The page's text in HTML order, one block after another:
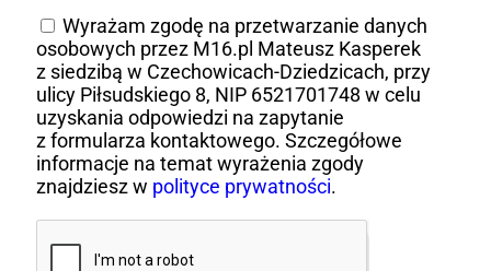
Wyrażam zgodę na przetwarzanie danych
osobowych przez M16.pl Mateusz Kasperek
z siedzibą w Czechowicach-Dziedzicach, przy
ulicy Piłsudskiego 8, NIP 6521701748 w celu
uzyskania odpowiedzi na zapytanie
z formularza kontaktowego. Szczegółowe
informacje na temat wyrażenia zgody
znajdziesz w polityce prywatności.